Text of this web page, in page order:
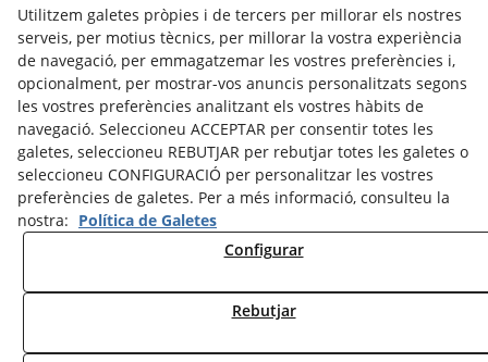
Avís legal
Utilitzem galetes pròpies i de tercers per millorar els nostres
serveis, per motius tècnics, per millorar la vostra experiència
de navegació, per emmagatzemar les vostres preferències i,
opcionalment, per mostrar-vos anuncis personalitzats segons
les vostres preferències analitzant els vostres hàbits de
navegació. Seleccioneu ACCEPTAR per consentir totes les
galetes, seleccioneu REBUTJAR per rebutjar totes les galetes o
seleccioneu CONFIGURACIÓ per personalitzar les vostres
preferències de galetes. Per a més informació, consulteu la
nostra: Política de Galetes
Configurar
Rebutjar